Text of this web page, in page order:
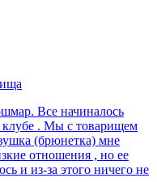
Все начиналось
клубе . Мы с товарищем
(брюнетка) мне
отношения , но ее
и из-за этого ничего не